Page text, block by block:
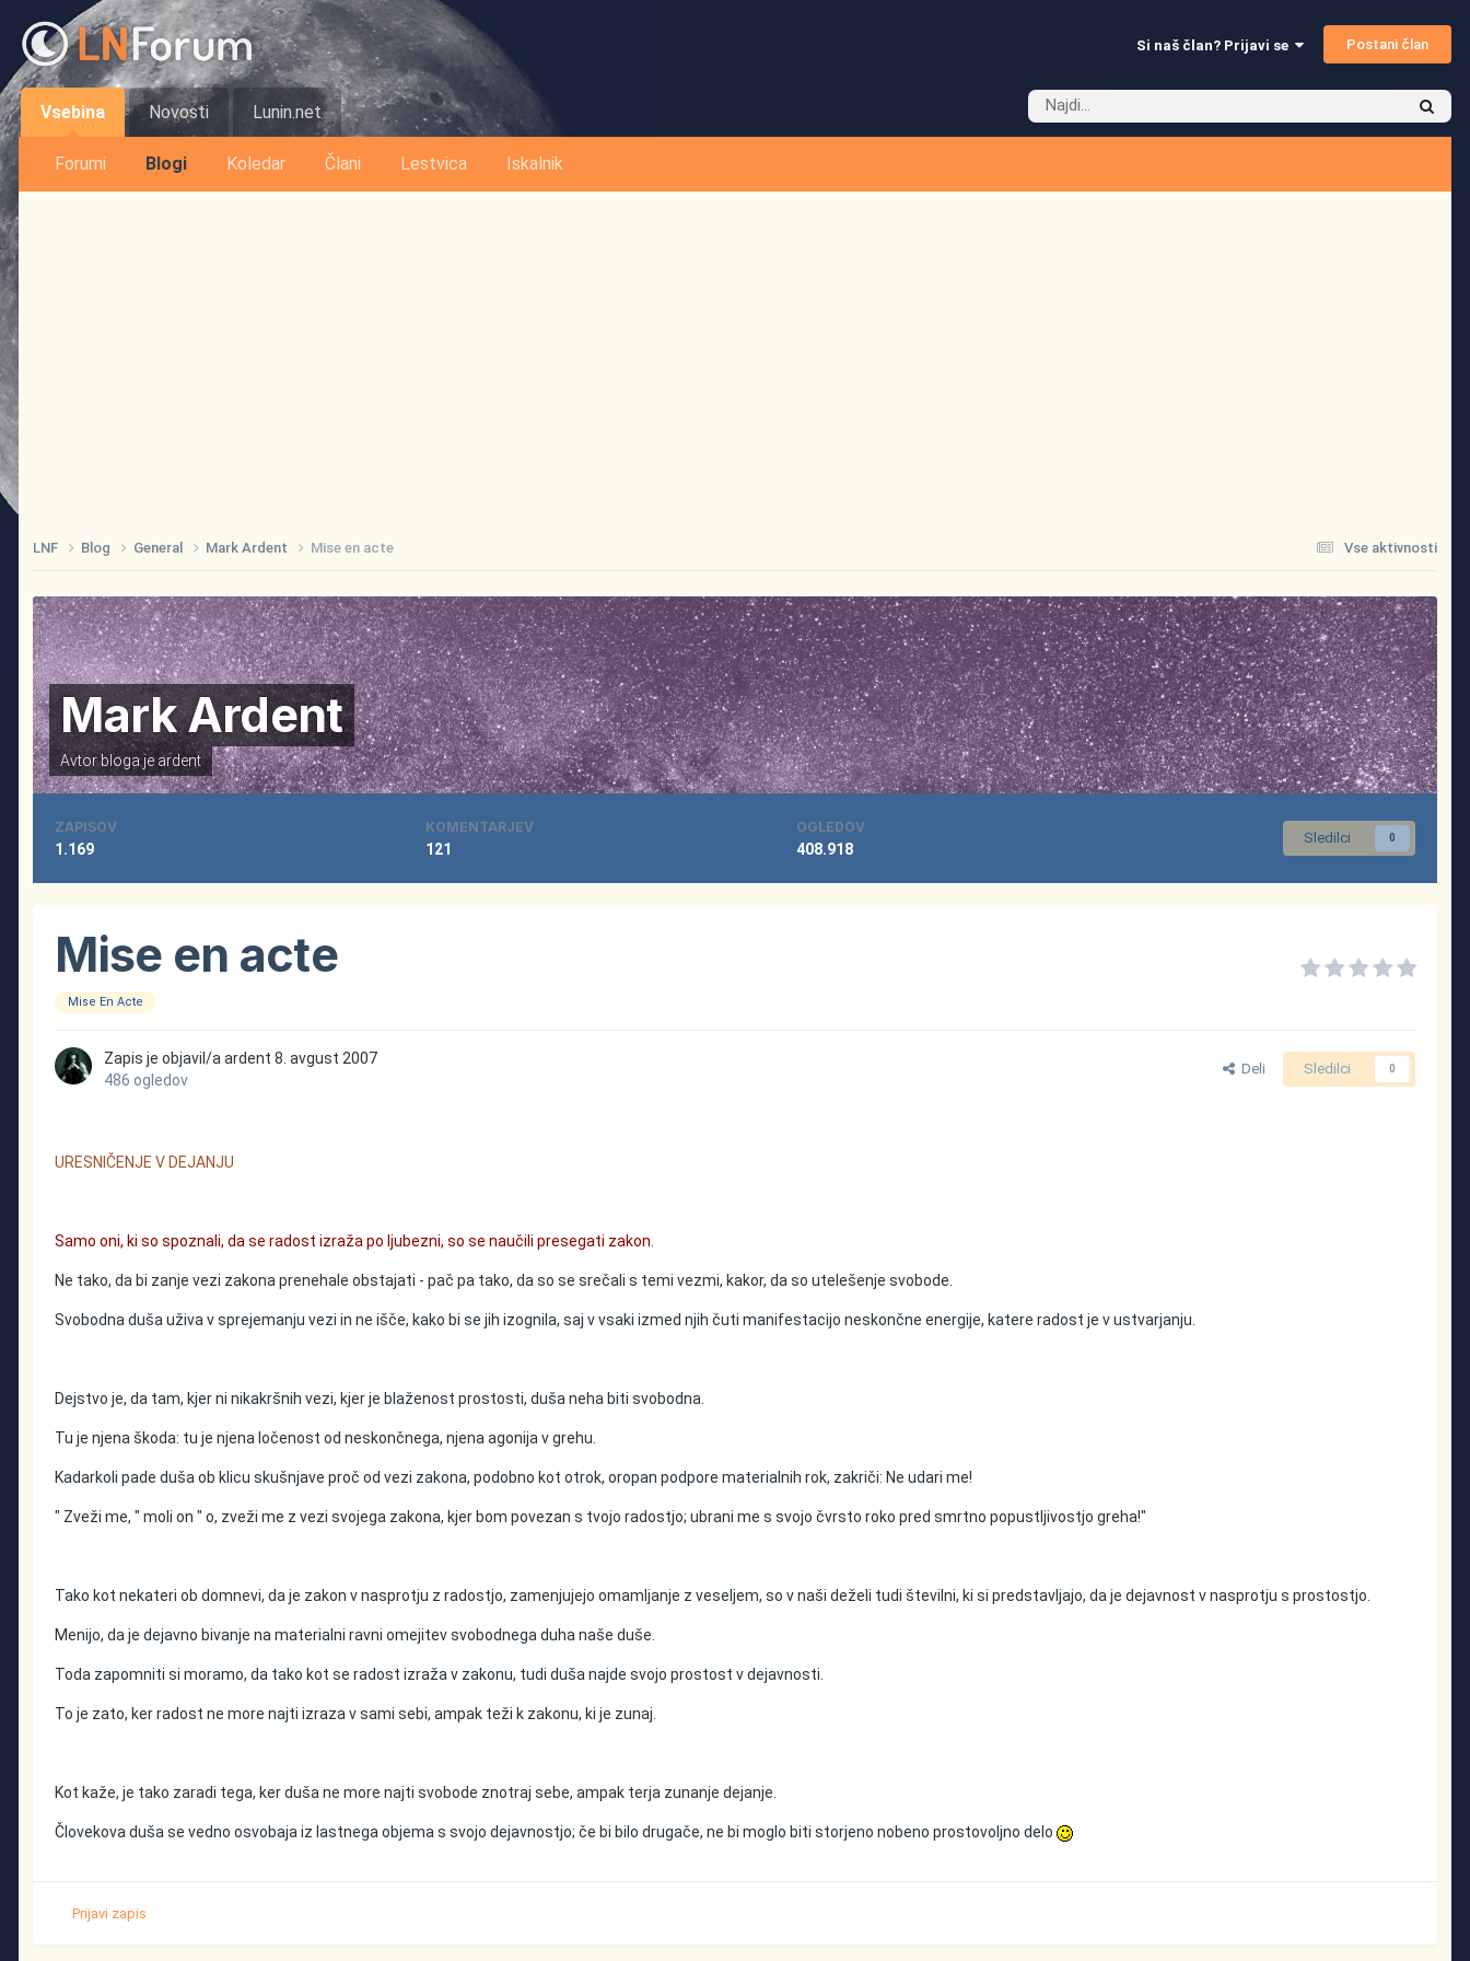
Si naš član? Prijavi se Postani član
Vsebina
Forumi Blogi Koledar Člani Lestvica Iskalnik
Novosti Lunin.net
Vse aktivnosti
LNF Blog General Mark Ardent Mise en acte
Mark Ardent
Avtor bloga jeardent
Sledilci 0
ZAPISOV
1.169
KOMENTARJEV
121
OGLEDOV
408.918
Mise en acte
Mise En Acte
Zapis je objavil/aardent 8. avgust 2007
486 ogledov
Deli Sledilci 0
URESNIČENJE V DEJANJU
Samo oni, ki so spoznali, da se radost izraža po ljubezni, so se naučili presegati zakon.
Ne tako, da bi zanje vezi zakona prenehale obstajati - pač pa tako, da so se srečali s temi vezmi, kakor, da so utelešenje svobode.
Svobodna duša uživa v sprejemanju vezi in ne išče, kako bi se jih izognila, saj v vsaki izmed njih čuti manifestacijo neskončne energije, katere radost je v ustvarjanju.
Dejstvo je, da tam, kjer ni nikakršnih vezi, kjer je blaženost prostosti, duša neha biti svobodna.
Tu je njena škoda: tu je njena ločenost od neskončnega, njena agonija v grehu.
Kadarkoli pade duša ob klicu skušnjave proč od vezi zakona, podobno kot otrok, oropan podpore materialnih rok, zakriči: Ne udari me!
" Zveži me, " moli on " o, zveži me z vezi svojega zakona, kjer bom povezan s tvojo radostjo; ubrani me s svojo čvrsto roko pred smrtno popustljivostjo greha!"
Tako kot nekateri ob domnevi, da je zakon v nasprotju z radostjo, zamenjujejo omamljanje z veseljem, so v naši deželi tudi številni, ki si predstavljajo, da je dejavnost v nasprotju s prostostjo.
Menijo, da je dejavno bivanje na materialni ravni omejitev svobodnega duha naše duše.
Toda zapomniti si moramo, da tako kot se radost izraža v zakonu, tudi duša najde svojo prostost v dejavnosti.
To je zato, ker radost ne more najti izraza v sami sebi, ampak teži k zakonu, ki je zunaj.
Kot kaže, je tako zaradi tega, ker duša ne more najti svobode znotraj sebe, ampak terja zunanje dejanje.
Človekova duša se vedno osvobaja iz lastnega objema s svojo dejavnostjo; če bi bilo drugače, ne bi moglo biti storjeno nobeno prostovoljno delo
Prijavi zapis